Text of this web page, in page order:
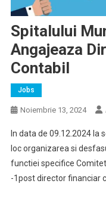
Spitalului
Angajeaza
Contabil
Jobs
Noiembrie 13, 2024
In data de 09.12.2024 la
loc organizarea si
functiei specifice
-1post director financiar